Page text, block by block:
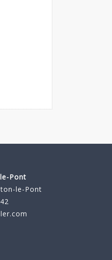
Pont
le-Pont